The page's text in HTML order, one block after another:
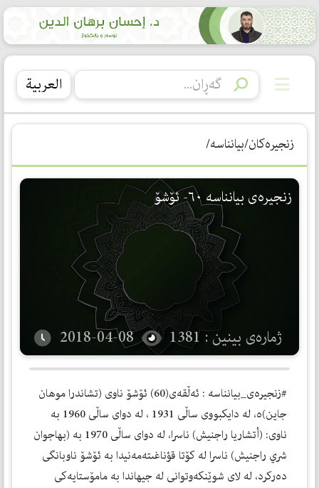
العربیة
زنجیرەکان/بیانناسە/
زنجیرەی بیانناسە ٦٠- ئۆشۆ
ژمارەی بینین : 1381 2018-04-08
#زنجیره‌ی_بیانناسه‌ : ئه‌ڵقه‌ی(60) ئۆشۆ ناوی (تشاندرا موهان
جاين)ە، له‌ دایكبووی ساڵی 1931 ، له‌ دوای ساڵی 1960 به‌
ناوی: (أتشاريا راجنيش) ناسرا، له‌ دوای ساڵی 1970 به‌ (بهاجوان
شري راجنيش) ناسرا لە كۆتا قؤناغىتەمەنیدا به‌ ئۆشۆ ناوبانگی
ده‌ركرد، له‌ لای شوێنكه‌وتوانی له‌ جیهاندا به‌ مامۆستایه‌كی